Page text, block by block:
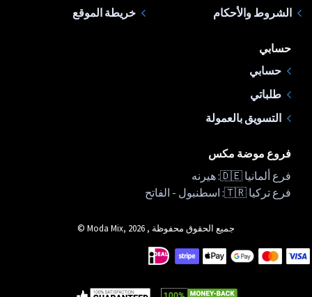
الشروط والأحكام
خريطة الموقع
حسابي
حسابي
طلباتي
التسويق بالعمولة
فروع موضة مكس
فرع ألمانيا 🇩🇪: هيرنه
فرع تركيا 🇹🇷: اسطنبول - الفاتح
جميع الحقوق محفوظة , Moda Mix, 2026 ©